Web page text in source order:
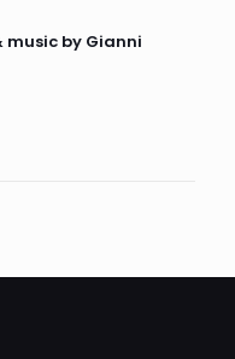
music by Gianni